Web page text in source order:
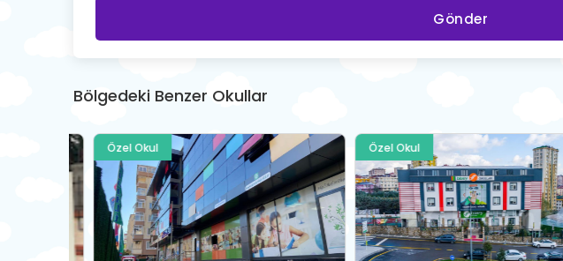
Gönder
Bölgedeki Benzer Okullar
Özel Okul Özel Okul